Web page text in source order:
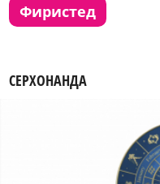
фиристед
СЕРХОНАНДА